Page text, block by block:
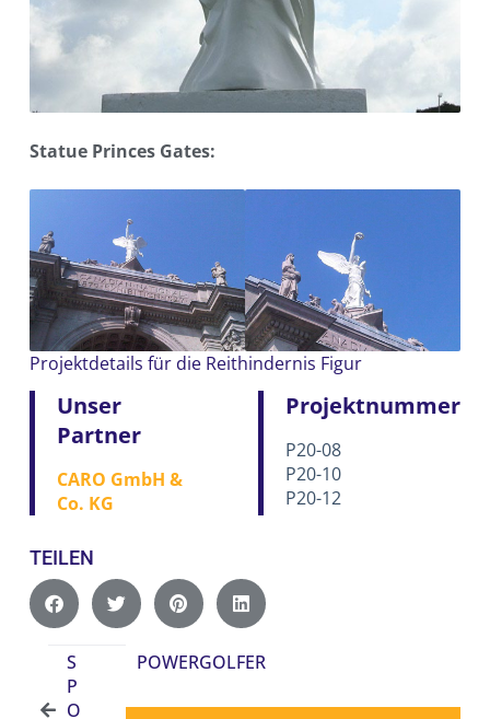
S
P
O
POWERGOLFER
Statue Princes Gates:
Projektdetails für die Reithindernis Figur
Unser
Partner
CARO GmbH &
Co. KG
Projektnummer
P20-08
P20-10
P20-12
TEILEN